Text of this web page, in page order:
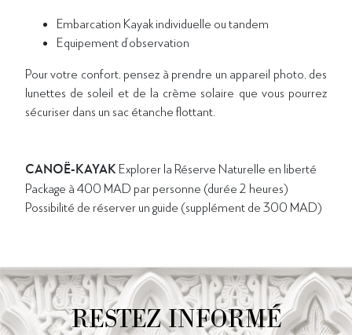
Embarcation Kayak individuelle ou tandem
Equipement d’observation
Pour votre confort, pensez à prendre un appareil photo, des
lunettes de soleil et de la crème solaire que vous pourrez
sécuriser dans un sac étanche flottant.
CANOË-KAYAK Explorer la Réserve Naturelle en liberté
Package à 400 MAD par personne (durée 2 heures)
Possibilité de réserver un guide (supplément de 300 MAD)
RESTEZ INFORMÉ